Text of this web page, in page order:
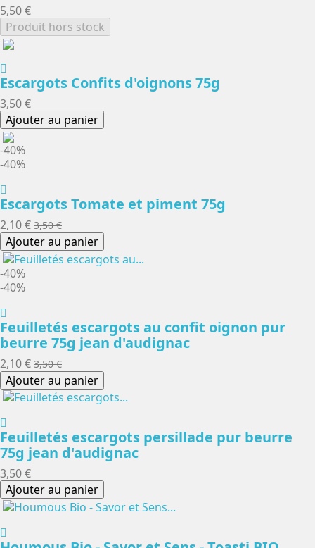
5,50 €
Produit hors stock
Escargots Confits d'oignons 75g
3,50 €
Ajouter au panier
-40%
-40%
Escargots Tomate et piment 75g
2,10 € 3,50 €
Ajouter au panier
-40%
-40%
Feuilletés escargots au confit oignon pur
beurre 75g jean d'audignac
2,10 € 3,50 €
Ajouter au panier
Feuilletés escargots persillade pur beurre
75g jean d'audignac
3,50 €
Ajouter au panier